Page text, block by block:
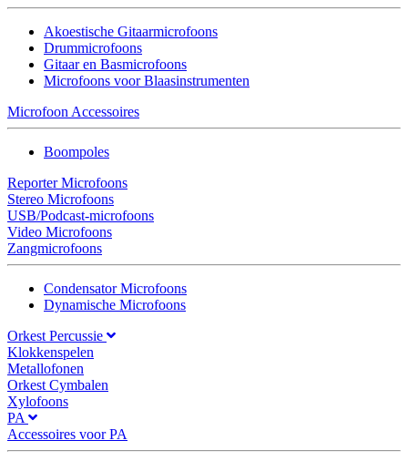
Akoestische Gitaarmicrofoons
Drummicrofoons
Gitaar en Basmicrofoons
Microfoons voor Blaasinstrumenten
Microfoon Accessoires
Boompoles
Reporter Microfoons
Stereo Microfoons
USB/Podcast-microfoons
Video Microfoons
Zangmicrofoons
Condensator Microfoons
Dynamische Microfoons
Orkest Percussie
Klokkenspelen
Metallofonen
Orkest Cymbalen
Xylofoons
PA
Accessoires voor PA